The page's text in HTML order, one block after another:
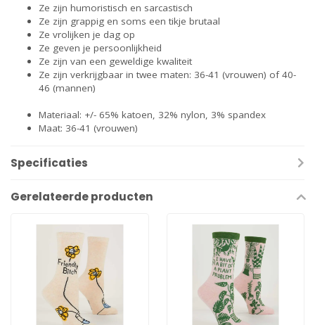
Ze zijn humoristisch en sarcastisch
Ze zijn grappig en soms een tikje brutaal
Ze vrolijken je dag op
Ze geven je persoonlijkheid
Ze zijn van een geweldige kwaliteit
Ze zijn verkrijgbaar in twee maten: 36-41 (vrouwen) of 40-
46 (mannen)
Materiaal: +/- 65% katoen, 32% nylon, 3% spandex
Maat: 36-41 (vrouwen)
Specificaties
Gerelateerde producten